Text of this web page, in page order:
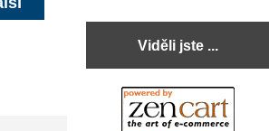
Viděli jste ...